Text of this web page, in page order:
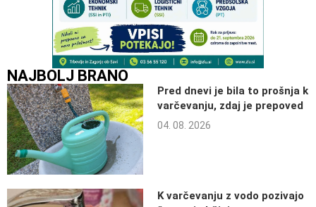
NAJBOLJ BRANO
Pred dnevi je bila to prošnja k
varčevanju, zdaj je prepoved
04. 08. 2026
K varčevanju z vodo pozivajo